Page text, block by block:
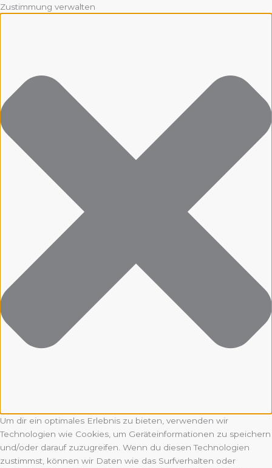
Zustimmung verwalten
Um dir ein optimales Erlebnis zu bieten, verwenden wir
Technologien wie Cookies, um Geräteinformationen zu speichern
und/oder darauf zuzugreifen. Wenn du diesen Technologien
zustimmst, können wir Daten wie das Surfverhalten oder